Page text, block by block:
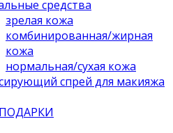
средства
зрелая кожа
комбинированная/жирная
кожа
нормальная/cухая кожа
спрей для макияжа